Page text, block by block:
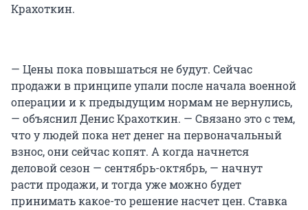
Крахоткин.
— Цены пока повышаться не будут. Сейчас
продажи в принципе упали после начала военной
операции и к предыдущим нормам не вернулись,
— объяснил Денис Крахоткин. — Связано это с тем,
что у людей пока нет денег на первоначальный
взнос, они сейчас копят. А когда начнется
деловой сезон — сентябрь-октябрь, — начнут
расти продажи, и тогда уже можно будет
принимать какое-то решение насчет цен. Ставка